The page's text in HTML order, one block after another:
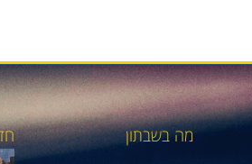
מה בשבתון